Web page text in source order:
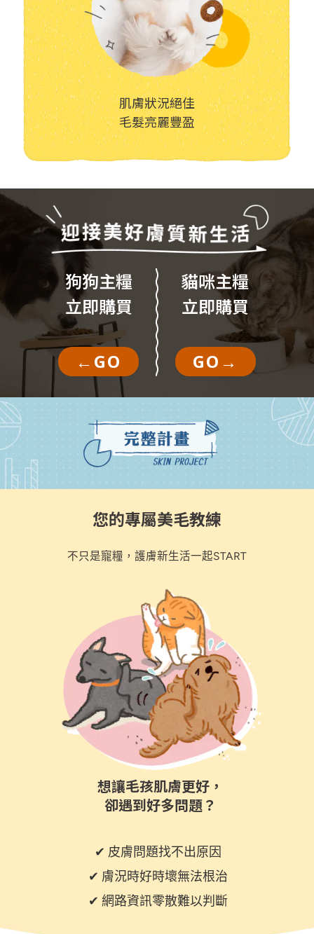
肌膚狀況絕佳
毛髮亮麗豐盈
狗狗主糧
立即購買
←GO
貓咪主糧
立即購買
GO→
您的專屬美毛教練
不只是寵糧，護膚新生活一起START
想讓毛孩肌膚更好，
卻遇到好多問題？
✔ 皮膚問題找不出原因
✔ 膚況時好時壞無法根治
✔ 網路資訊零散難以判斷